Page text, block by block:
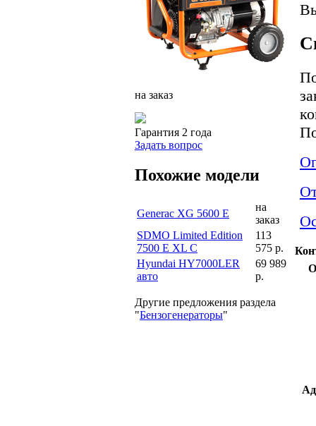
на заказ
Гарантия 2 года
Задать вопрос
Похожие модели
Generac XG 5600 E
на
заказ
SDMO Limited Edition
7500 E XL C
113
575 р.
Hyundai HY7000LER
авто
69 989
р.
Другие предложения раздела
"Бензогенераторы"